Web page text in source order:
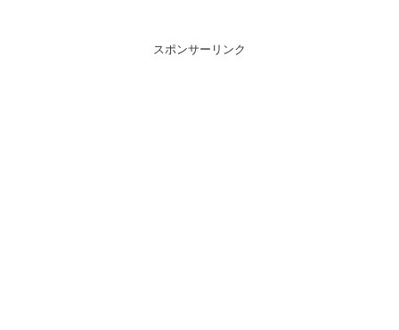
スポンサーリンク